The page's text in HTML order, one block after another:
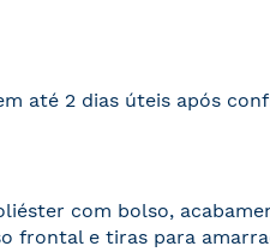
até 2 dias úteis após
com bolso,
frontal e tiras para